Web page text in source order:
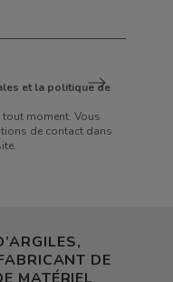
et la politique de
moment. Vous
de contact dans
DE